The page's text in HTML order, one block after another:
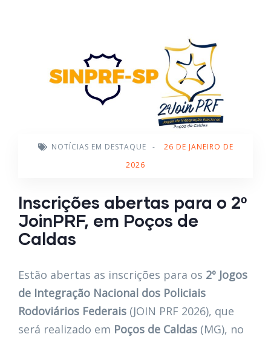
NOTÍCIAS EM DESTAQUE -
26 DE JANEIRO DE
2026
Inscrições abertas para o 2º
JoinPRF, em Poços de
Caldas
Estão abertas as inscrições para os 2º Jogos
de Integração Nacional dos Policiais
Rodoviários Federais (JOIN PRF 2026), que
será realizado em Poços de Caldas (MG), no